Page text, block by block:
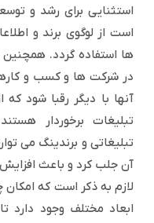
استثنایی برای رشد و
است از لوگوی برند و
ها استفاده گردد. همچنین
در شرکت ها و کسب و
آنها با دیگر رقبا شود که
تبلیغات برخوردار
تبلیغاتی و برندینگ می
آن جلب کرد و باعث
لازم به ذکر است که امکان
ابعاد مختلف وجود دارد